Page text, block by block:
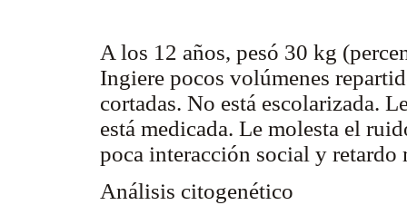
A los 12 años, pesó 30 kg
Ingiere pocos volúmenes
cortadas. No está escolarizada.
está medicada. Le molesta el
poca interacción social y retardo
Análisis citogenético